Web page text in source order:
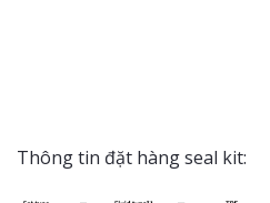
Thông tin đặt hàng seal kit: